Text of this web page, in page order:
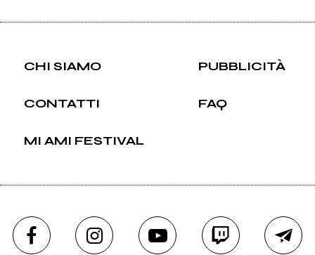
CHI SIAMO PUBBLICITÀ
CONTATTI FAQ
MI AMI FESTIVAL